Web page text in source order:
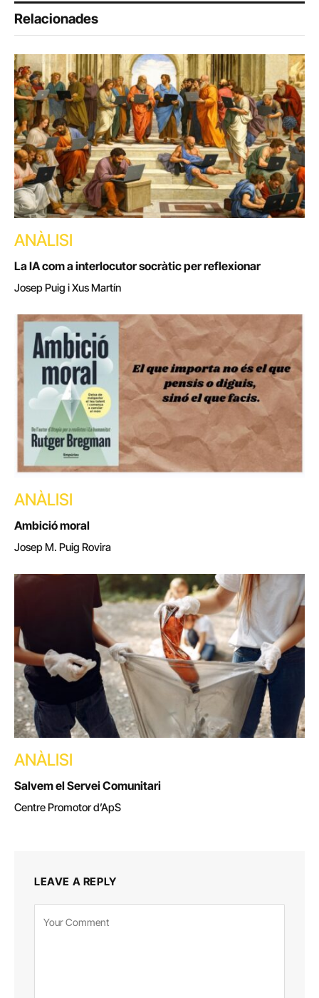
Relacionades
ANÀLISI
La IA com a interlocutor socràtic per reflexionar
Josep Puig i Xus Martín
ANÀLISI
Ambició moral
Josep M. Puig Rovira
ANÀLISI
Salvem el Servei Comunitari
Centre Promotor d’ApS
LEAVE A REPLY